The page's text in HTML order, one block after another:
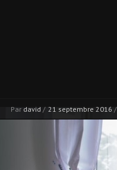
Par david / 21 septembre 2016 /